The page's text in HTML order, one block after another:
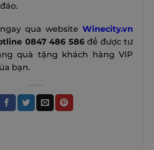
qua website Winecity.vn
0847 486 586 để được tư
quà tặng khách hàng VIP
bạn.